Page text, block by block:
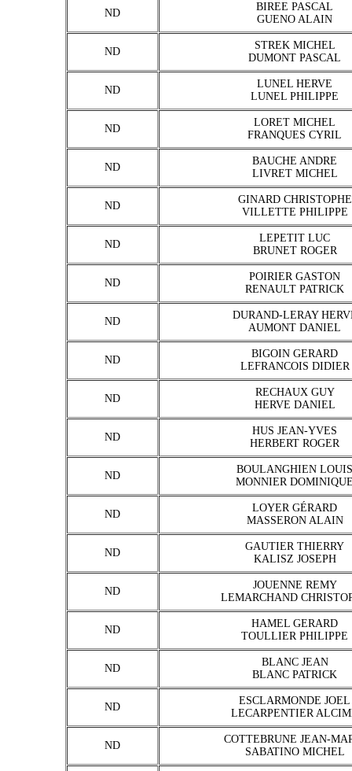
ND
BIREE PASCAL
GUENO ALAIN
ND
STREK MICHEL
DUMONT PASCAL
ND
LUNEL HERVE
LUNEL PHILIPPE
ND
LORET MICHEL
FRANQUES CYRIL
ND
BAUCHE ANDRE
LIVRET MICHEL
ND
GINARD CHRISTOPHE
VILLETTE PHILIPPE
ND
LEPETIT LUC
BRUNET ROGER
ND
POIRIER GASTON
RENAULT PATRICK
ND
DURAND-LERAY
AUMONT DANIEL
ND
BIGOIN GERARD
LEFRANCOIS DIDIER
ND
RECHAUX GUY
HERVE DANIEL
ND
HUS JEAN-YVES
HERBERT ROGER
ND
BOULANGHIEN LOUIS
MONNIER
ND
LOYER GÉRARD
MASSERON ALAIN
ND
GAUTIER THIERRY
KALISZ JOSEPH
ND
JOUENNE REMY
LEMARCHAND
ND
HAMEL GERARD
TOULLIER PHILIPPE
ND
BLANC JEAN
BLANC PATRICK
ND
ESCLARMONDE JOEL
LECARPENTIER
ND
COTTEBRUNE JEAN-
SABATINO MICHEL